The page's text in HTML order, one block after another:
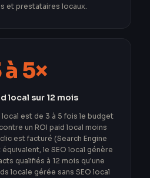
et prestataires locaux.
à 5×
local sur 12 mois
local est de 3 à 5 fois le budget
un ROI paid local moins
est facturé (Search Engine
le SEO local génère
qualifiés à 12 mois qu'une
locale gérée sans SEO local